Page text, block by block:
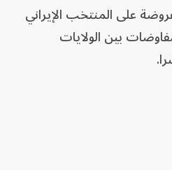
على المنتخب الإيراني
بين الولايات